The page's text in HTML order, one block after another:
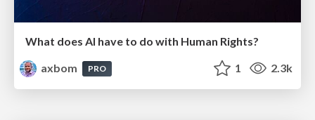
What does AI have to do with Human Rights?
axbom
PRO 1 2.3k